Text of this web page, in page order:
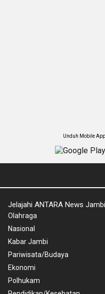
Unduh Mobile
Jelajahi ANTARA News Jambi
Olahraga
Nasional
Kabar Jambi
Pariwisata/Budaya
Ekonomi
Polhukam